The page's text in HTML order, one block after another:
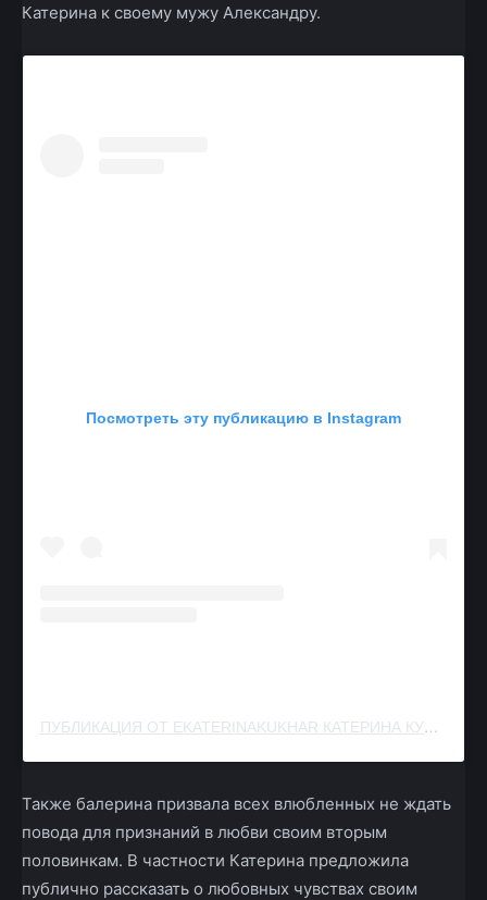
Катерина к своему мужу Александру.
Посмотреть эту публикацию в Instagram
ПУБЛИКАЦИЯ ОТ EKATERINAKUKHAR КАТЕРИНА КУХАР (@EKATERINAKUKHAR_OFFICIAL)
Также балерина призвала всех влюбленных не ждать
повода для признаний в любви своим вторым
половинкам. В частности Катерина предложила
публично рассказать о любовных чувствах своим